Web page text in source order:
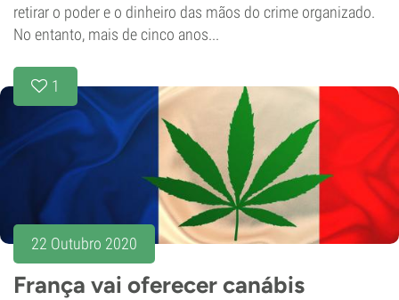
retirar o poder e o dinheiro das mãos do crime organizado.
No entanto, mais de cinco anos...
1
22 Outubro 2020
França vai oferecer canábis